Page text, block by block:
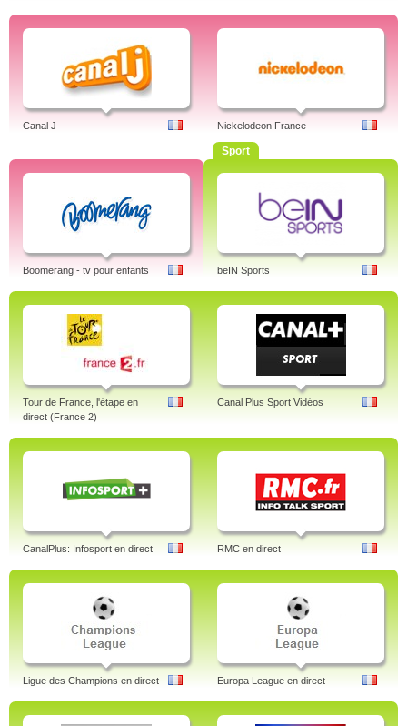
Canal J Nickelodeon France
Boomerang - tv pour enfants
Sport
beIN Sports
Tour de France, l'étape en
direct (France 2)
Canal Plus Sport Vidéos
CanalPlus: Infosport en direct RMC en direct
Ligue des Champions en direct Europa League en direct